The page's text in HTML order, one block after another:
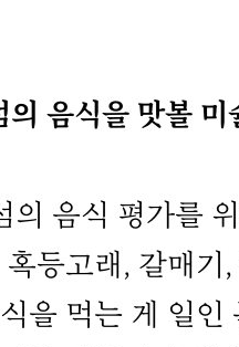
음식을 맛볼 미
의 음식 평가를
혹등고래, 갈매
을 먹는 게 일